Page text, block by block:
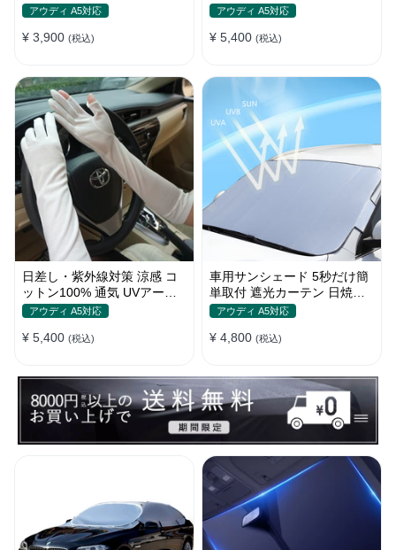
ポーツ感 メンズ
アウディ A5対応
¥ 3,900 (税込)
汎用 xs-xxl
アウディ A5対応
¥ 5,400 (税込)
日差し・紫外線対策 涼感 コ
ットン100% 通気 UVアーム
カバー 美活計画
アウディ A5対応
¥ 5,400 (税込)
車用サンシェード 5秒だけ簡
単取付 遮光カーテン 日焼け
対策 断熱 汎用
アウディ A5対応
¥ 4,800 (税込)